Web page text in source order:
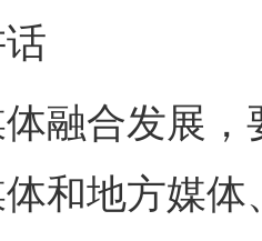
合发展，
和地方媒